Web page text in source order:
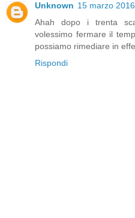
Unknown 15 marzo
Ahah dopo i trenta
volessimo fermare il
possiamo rimediare in
Rispondi